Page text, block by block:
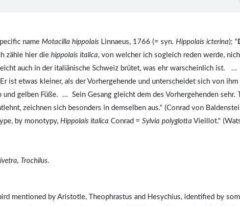
name Motacilla hippolais Linnaeus, 1766 (= syn. Hippolais icterina); "
zähle hier die hippolais italica, von welcher ich sogleich reden werde,
auch in der italiänische Schweiz brütet, was ehr warscheinlich ist. ...
ist etwas kleiner, als der Vorhergehende und unterscheidet sich von ihm
gelben Füße. ... Sein Gesang gleicht dem des Vorhergehenden sehr.
zeichnen sich besonders in demselben aus." (Conrad von
by monotypy, Hippolais italica Conrad = Sylvia polyglotta Vieillot."
Trochilus.
mentioned by Aristotle, Theophrastus and Hesychius, identified by